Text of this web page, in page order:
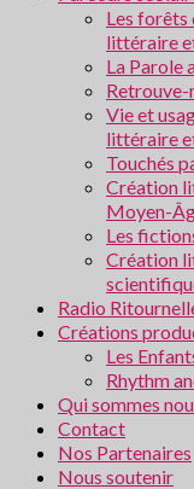
Les
littéraire
La Parole
Retrouve-
Vie et
littéraire
Touchés
Création
Moyen-
Les
Création
Radio
Créations
Les
Rhythm
Qui sommes
Contact
Nos Partenaires
Nous soutenir